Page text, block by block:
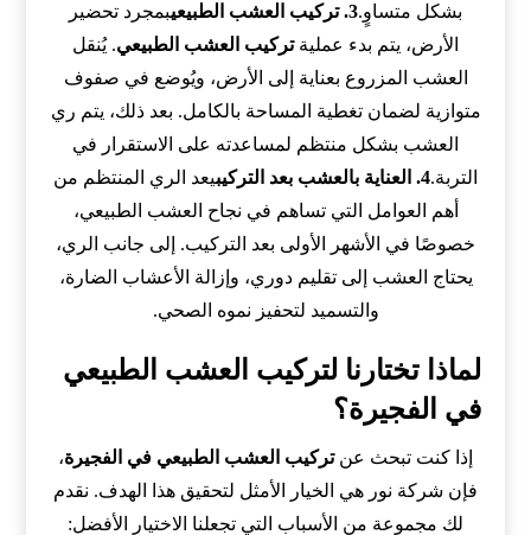
بشكل متساوٍ.3. تركيب العشب الطبيعي
بمجرد تحضير
الأرض، يتم بدء عمليةتركيب العشب الطبيعي. يُنقل
العشب المزروع بعناية إلى الأرض، ويُوضع في صفوف
متوازية لضمان تغطية المساحة بالكامل. بعد ذلك، يتم ري
العشب بشكل منتظم لمساعدته على الاستقرار في
التربة.4. العناية بالعشب بعد التركيب
يعد الري المنتظم من
أهم العوامل التي تساهم في نجاح العشب الطبيعي،
خصوصًا في الأشهر الأولى بعد التركيب. إلى جانب الري،
يحتاج العشب إلى تقليم دوري، وإزالة الأعشاب الضارة،
والتسميد لتحفيز نموه الصحي.
لماذا تختارنا لتركيب العشب الطبيعي
في الفجيرة؟
إذا كنت تبحث عنتركيب العشب الطبيعي في الفجيرة،
فإن شركة نور هي الخيار الأمثل لتحقيق هذا الهدف. نقدم
لك مجموعة من الأسباب التي تجعلنا الاختيار الأفضل: